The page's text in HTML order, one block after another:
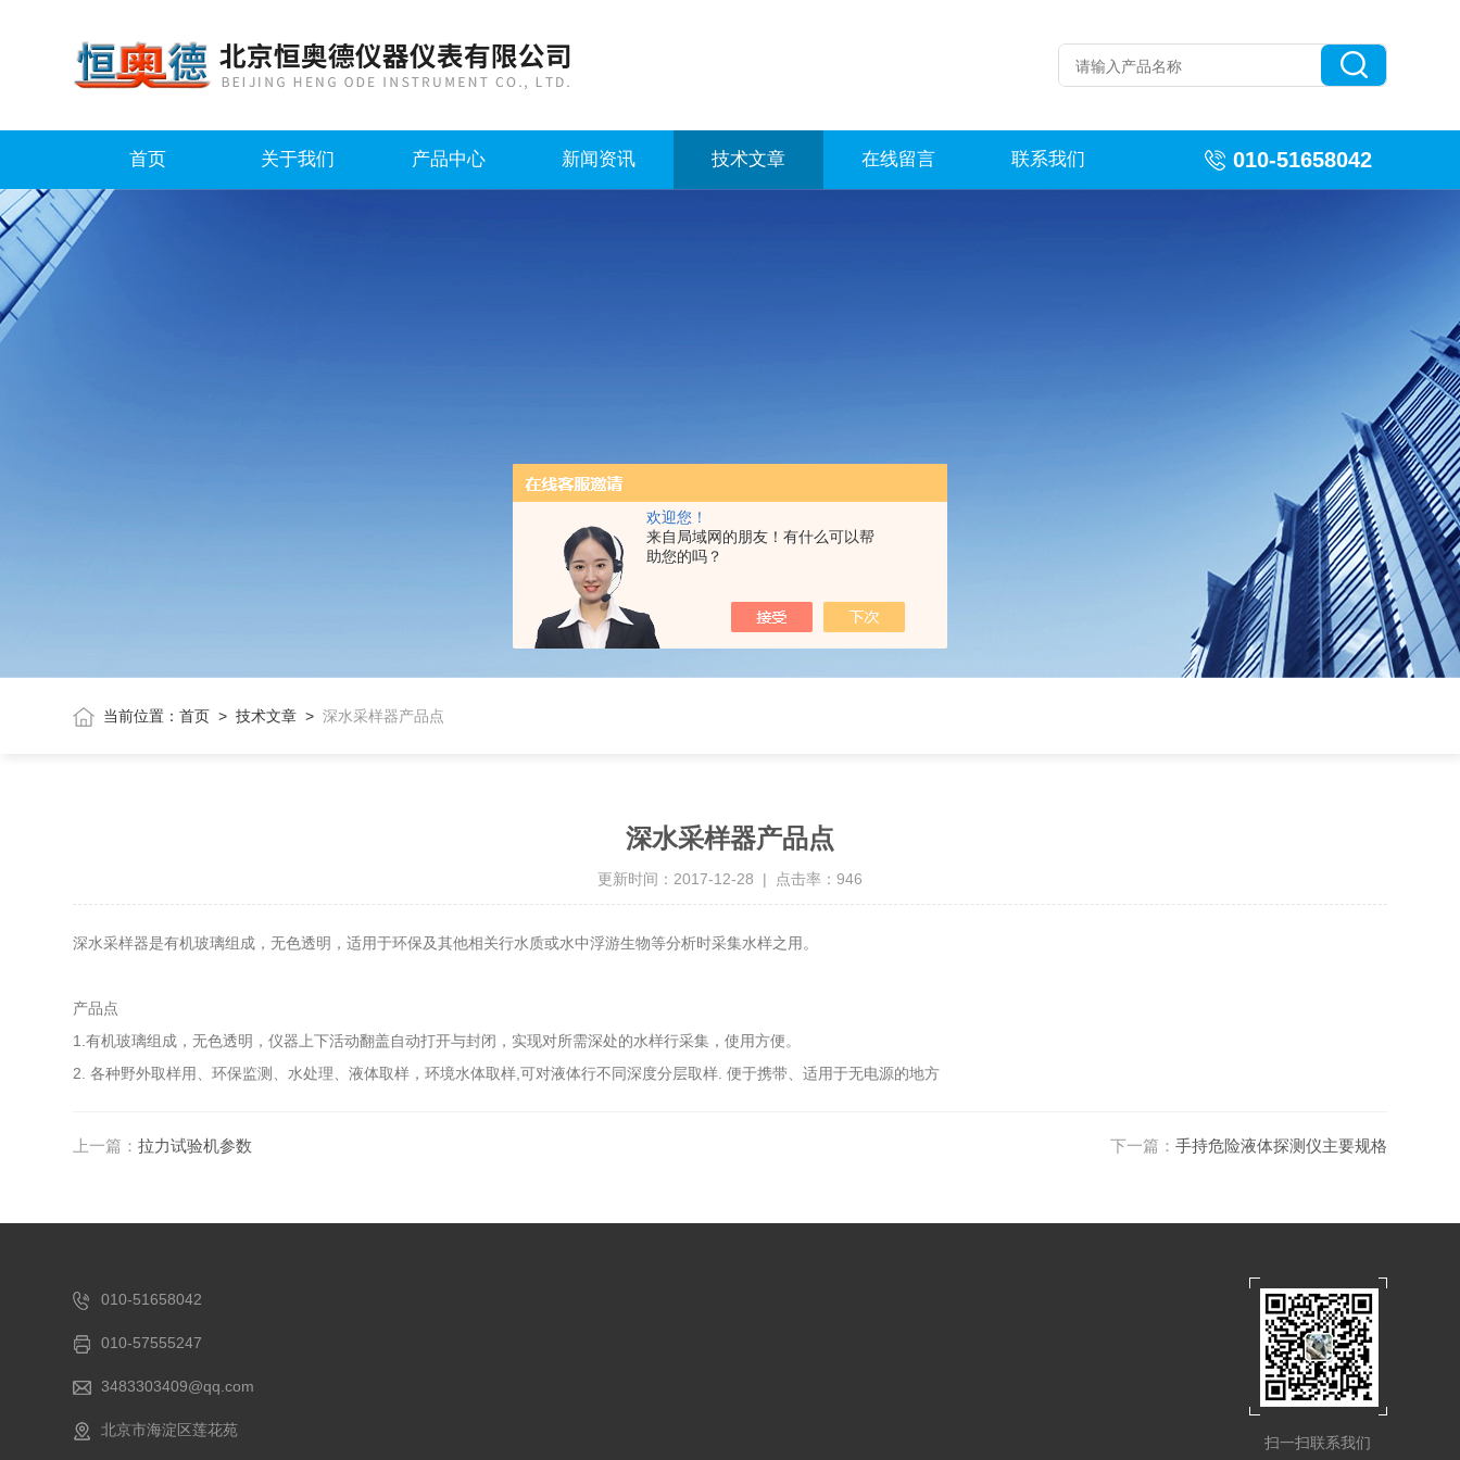
欢迎您！
来自局域网的朋友！有什么可以帮
助您的吗？
首页 关于我们 产品中心 新闻资讯 技术文章 在线留言 联系我们 010-51658042
当前位置：首页 >技术文章 >深水采样器产品点
深水采样器产品点
更新时间：2017-12-28 | 点击率：946
深水采样器是有机玻璃组成，无色透明，适用于环保及其他相关行水质或水中浮游生物等分析时采集水样之用。
产品点
1.有机玻璃组成，无色透明，仪器上下活动翻盖自动打开与封闭，实现对所需深处的水样行采集，使用方便。
2. 各种野外取样用、环保监测、水处理、液体取样，环境水体取样,可对液体行不同深度分层取样. 便于携带、适用于无电源的地方
上一篇：拉力试验机参数 下一篇： 手持危险液体探测仪主要规格
010-51658042
010-57555247
3483303409@qq.com
北京市海淀区莲花苑
扫一扫联系我们